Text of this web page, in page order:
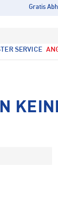
Gratis
SERVICE